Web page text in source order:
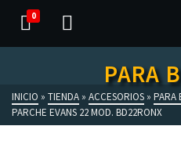
0
PARA
INICIO » TIENDA » ACCESORIOS » PARA
PARCHE EVANS 22 MOD. BD22RONX